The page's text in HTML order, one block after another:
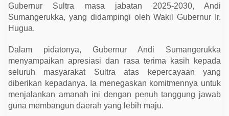
a
p
i
n
e
r
g
i
d
Gubernur Sultra masa jabatan 2025-2030, Andi
Sumangerukka, yang didampingi oleh Wakil Gubernur Ir.
Hugua.
Dalam pidatonya, Gubernur Andi Sumangerukka
menyampaikan apresiasi dan rasa terima kasih kepada
seluruh masyarakat Sultra atas kepercayaan yang
diberikan kepadanya. Ia menegaskan komitmennya untuk
menjalankan amanah ini dengan penuh tanggung jawab
guna membangun daerah yang lebih maju.